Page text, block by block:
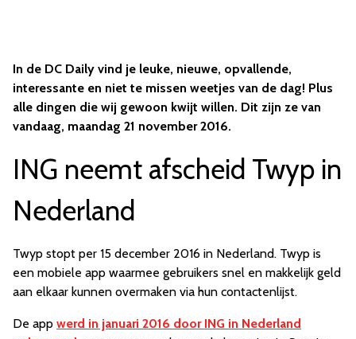
In de DC Daily vind je leuke, nieuwe, opvallende,
interessante en niet te missen weetjes van de dag! Plus
alle dingen die wij gewoon kwijt willen. Dit zijn ze van
vandaag, maandag 21 november 2016.
ING neemt afscheid Twyp in
Nederland
Twyp stopt per 15 december 2016 in Nederland. Twyp is
een mobiele app waarmee gebruikers snel en makkelijk geld
aan elkaar kunnen overmaken via hun contactenlijst.
De app werd in januari 2016 door ING in Nederland